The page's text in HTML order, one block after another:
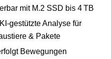
mit M.2 SSD bis 4 TB
KI-gestützte Analyse für
& Pakete
Bewegungen